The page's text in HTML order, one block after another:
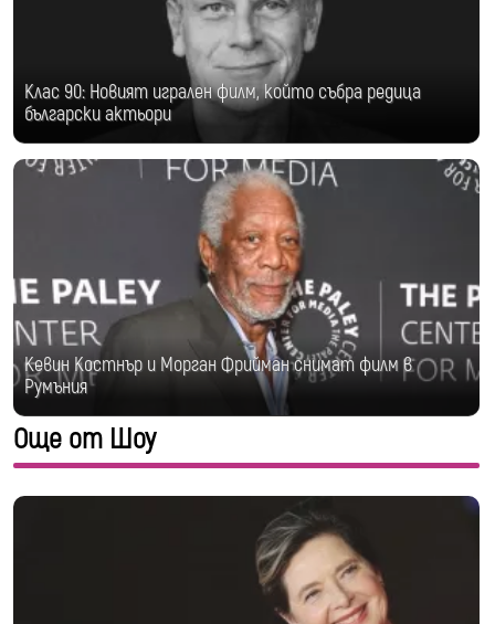
Клас 90: Новият игрален филм, който събра редица
български актьори
Кевин Костнър и Морган Фрийман снимат филм в
Румъния
Още от Шоу